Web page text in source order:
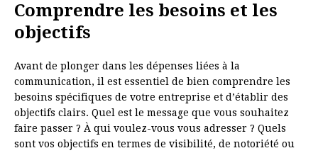
Comprendre les besoins et les
objectifs
Avant de plonger dans les dépenses liées à la
communication, il est essentiel de bien comprendre les
besoins spécifiques de votre entreprise et d’établir des
objectifs clairs. Quel est le message que vous souhaitez
faire passer ? À qui voulez-vous vous adresser ? Quels
sont vos objectifs en termes de visibilité, de notoriété ou